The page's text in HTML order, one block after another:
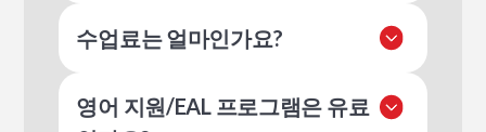
수업료는 얼마인가요?
하고 학사 일정을 계획하실 수 있도록 돕고자
영어 지원/EAL 프로그램은 유료